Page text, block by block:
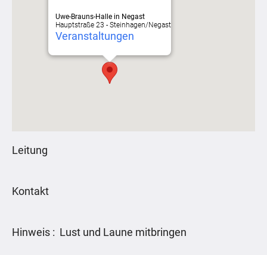
Uwe-Brauns-Halle in Negast
Hauptstraße 23 - Steinhagen/Negast
Veranstaltungen
Leitung
Kontakt
Hinweis : Lust und Laune mitbringen